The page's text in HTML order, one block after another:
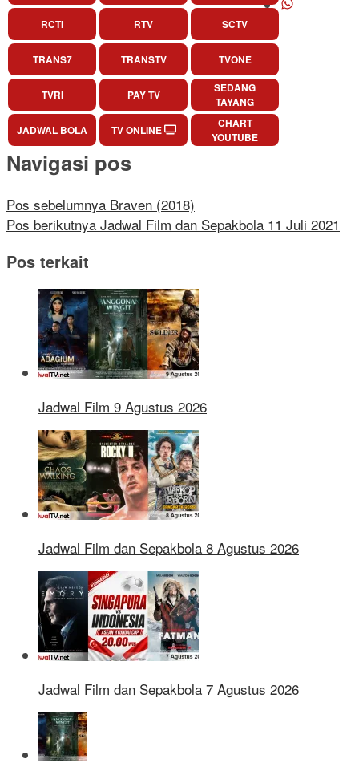
RCTI RTV SCTV
TRANS7 TRANSTV TVONE
TVRI PAY TV
SEDANG
TAYANG
JADWAL BOLA
TV ONLINE
CHART
YOUTUBE
Navigasi pos
Pos sebelumnya Braven (2018)
Pos berikutnya Jadwal Film dan Sepakbola 11 Juli 2021
Pos terkait
Jadwal Film 9 Agustus 2026
Jadwal Film dan Sepakbola 8 Agustus 2026
Jadwal Film dan Sepakbola 7 Agustus 2026